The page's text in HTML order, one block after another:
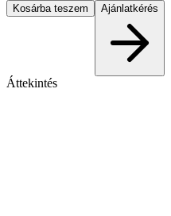
Kosárba teszem Ajánlatkérés
Áttekintés